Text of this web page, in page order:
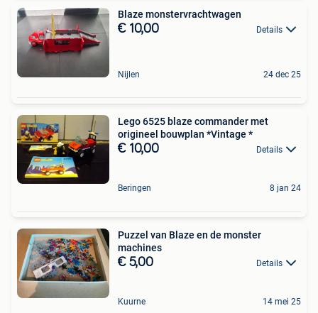
Blaze monstervrachtwagen
€ 10,00 Details
Nijlen 24 dec 25
Lego 6525 blaze commander met
origineel bouwplan *Vintage *
€ 10,00 Details
Beringen 8 jan 24
Puzzel van Blaze en de monster
machines
€ 5,00 Details
Kuurne 14 mei 25